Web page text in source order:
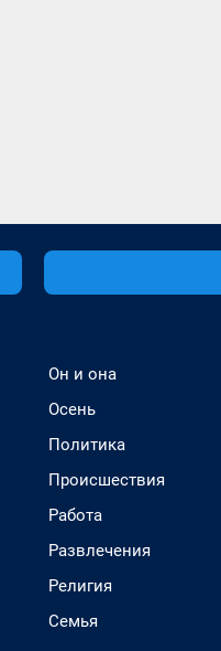
Он и она
Осень
Политика
Происшествия
Работа
Развлечения
Религия
Семья